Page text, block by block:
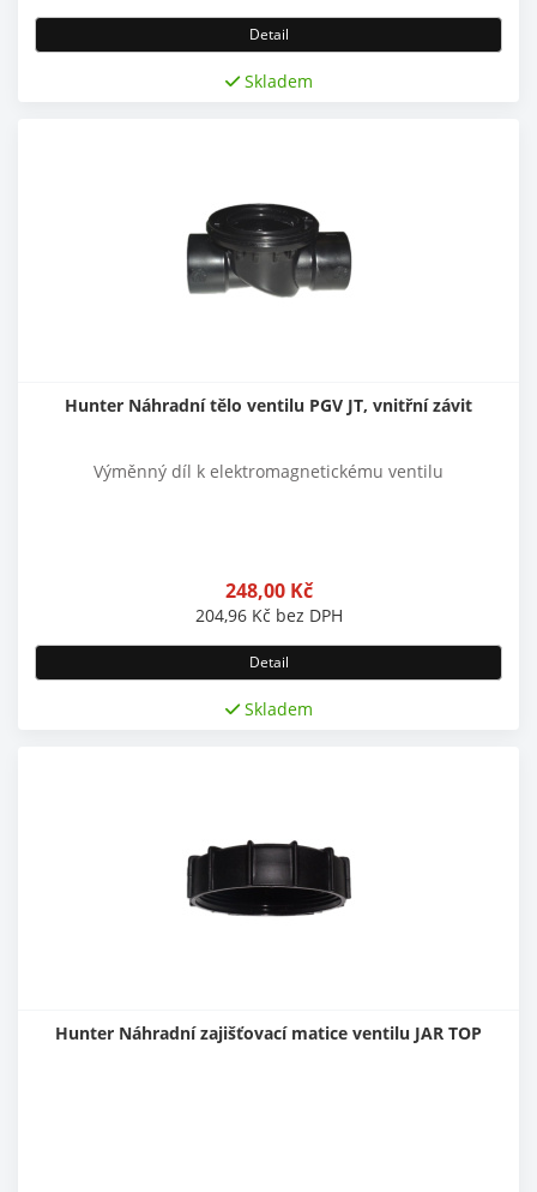
Detail
Skladem
Hunter Náhradní tělo ventilu PGV JT, vnitřní závit
Výměnný díl k elektromagnetickému ventilu
248,00 Kč
204,96 Kč bez DPH
Detail
Skladem
Hunter Náhradní zajišťovací matice ventilu JAR TOP